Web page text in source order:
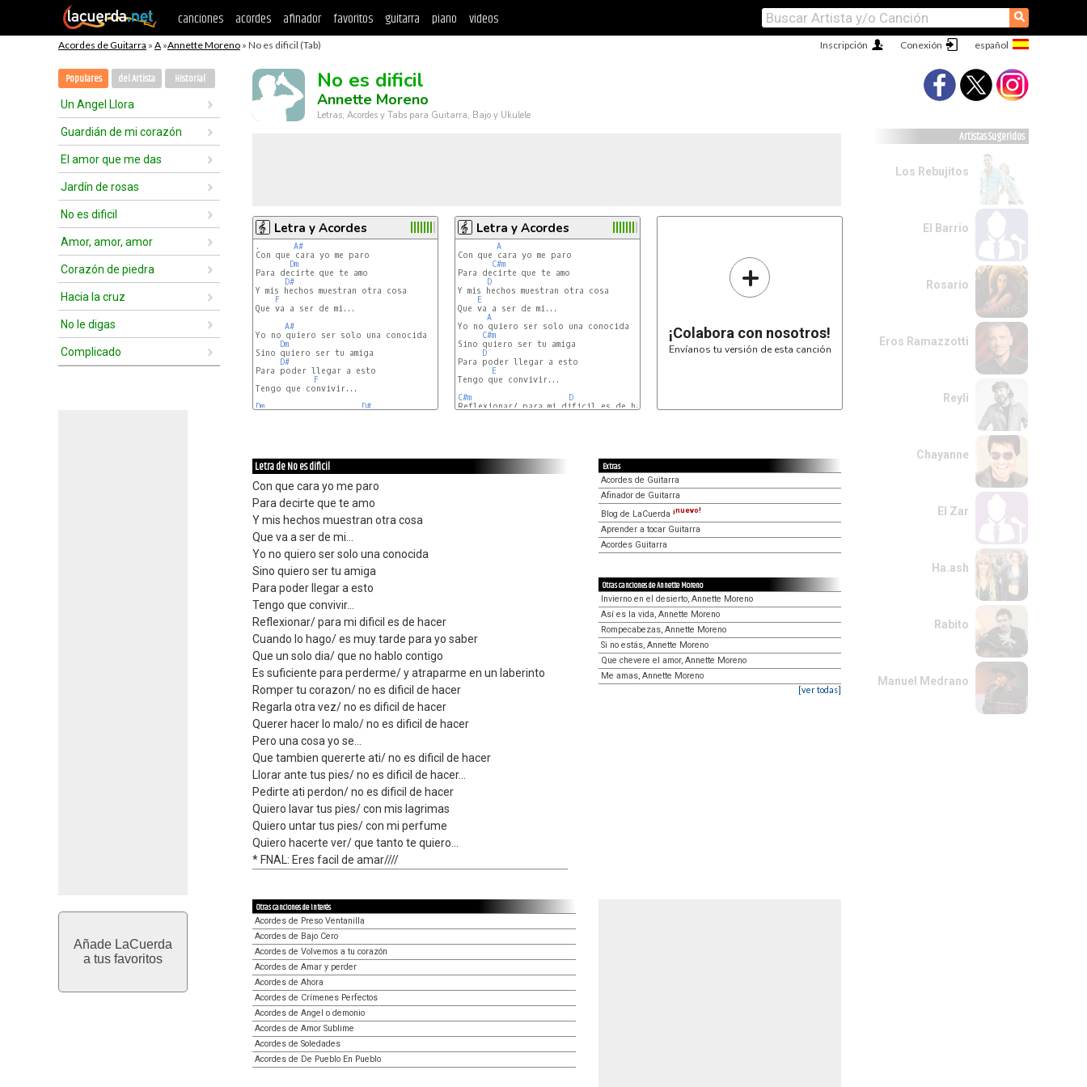
canciones acordes afinador favoritos guitarra piano videos ⚲
Acordes de Guitarra » A »Annette Moreno » No es dificil (Tab) Conexión
Inscripción
Populares del Artista Historial
Un Angel Llora
Guardián de mi corazón
El amor que me das
Jardín de rosas
No es dificil
Amor, amor, amor
Corazón de piedra
Hacia la cruz
No le digas
Complicado
Añade LaCuerda
a tus favoritos
No es dificil
Annette Moreno
Letras, Acordes y Tabs para Guitarra, Bajo y Ukulele
Letra y Acordes
. A#
Con que cara yo me paro
Dm
Para decirte que te amo
D#
Y mis hechos muestran otra cosa
F
Que va a ser de mi...
A#
Yo no quiero ser solo una conocida
Dm
Sino quiero ser tu amiga
D#
Para poder llegar a esto
F
Tengo que convivir...
Dm
D#
Letra y Acordes
A
Con que cara yo me paro
C#m
Para decirte que te amo
D
Y mis hechos muestran otra cosa
E
Que va a ser de mi...
A
Yo no quiero ser solo una conocida
C#m
Sino quiero ser tu amiga
D
Para poder llegar a esto
E
Tengo que convivir...
C#m
D
Reflexionar/ para mi dificil es de hacer
+
¡Colabora con nosotros!
Envíanos tu versión de esta canción
Letra de No es dificil
Con que cara yo me paro
Para decirte que te amo
Y mis hechos muestran otra cosa
Que va a ser de mi...
Yo no quiero ser solo una conocida
Sino quiero ser tu amiga
Para poder llegar a esto
Tengo que convivir...
Reflexionar/ para mi dificil es de hacer
Cuando lo hago/ es muy tarde para yo saber
Que un solo dia/ que no hablo contigo
Es suficiente para perderme/ y atraparme en un laberinto
Romper tu corazon/ no es dificil de hacer
Regarla otra vez/ no es dificil de hacer
Querer hacer lo malo/ no es dificil de hacer
Pero una cosa yo se...
Que tambien quererte ati/ no es dificil de hacer
Llorar ante tus pies/ no es dificil de hacer...
Pedirte ati perdon/ no es dificil de hacer
Quiero lavar tus pies/ con mis lagrimas
Quiero untar tus pies/ con mi perfume
Quiero hacerte ver/ que tanto te quiero...
* FNAL: Eres facil de amar////
Extras
Acordes de Guitarra
Afinador de Guitarra
Blog de LaCuerda ¡nuevo!
Aprender a tocar Guitarra
Acordes Guitarra
Otras canciones de Annette Moreno
Invierno en el desierto, Annette Moreno
Así es la vida, Annette Moreno
Rompecabezas, Annette Moreno
Si no estás, Annette Moreno
Que chevere el amor, Annette Moreno
Me amas, Annette Moreno
[ver todas]
Otras canciones de interés
Acordes de Preso Ventanilla
Acordes de Bajo Cero
Acordes de Volvemos a tu corazón
Acordes de Amar y perder
Acordes de Ahora
Acordes de Crímenes Perfectos
Acordes de Angel o demonio
Acordes de Amor Sublime
Acordes de Soledades
Acordes de De Pueblo En Pueblo
Artistas Sugeridos
Los Rebujitos
El Barrio
Rosario
Eros Ramazzotti
Reyli
Chayanne
El Zar
Ha.ash
Rabito
Manuel Medrano